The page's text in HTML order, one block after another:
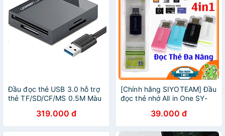
Đầu đọc thẻ USB 3.0 hỗ trợ
thẻ TF/SD/CF/MS 0.5M Màu
Hàng Chính Hãng
319.000 đ
[Chính hãng SIYOTEAM] Đầu
đọc thẻ nhớ All in One SY-
39.000 đ